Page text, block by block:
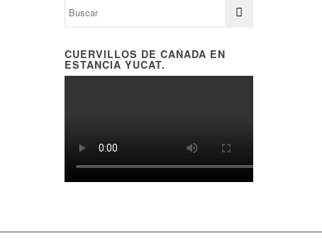
CUERVILLOS DE CAÑADA EN
ESTANCIA YUCAT.